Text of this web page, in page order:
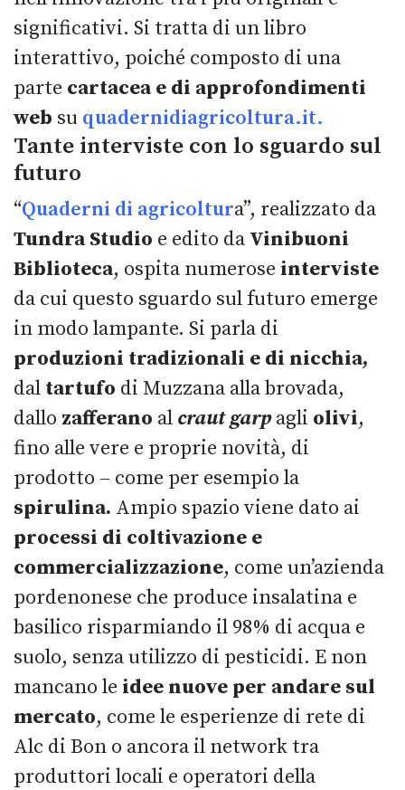
significativi. Si tratta di un libro
interattivo, poiché composto di una
parte cartacea e di approfondimenti
web su quadernidiagricoltura.it.
Tante interviste con lo sguardo sul
futuro
“Quaderni di agricoltura”, realizzato da
Tundra Studio e edito da Vinibuoni
Biblioteca, ospita numerose interviste
da cui questo sguardo sul futuro emerge
in modo lampante. Si parla di
produzioni tradizionali e di nicchia,
dal tartufo di Muzzana alla brovada,
dallo zafferano al crautgarpagli olivi,
fino alle vere e proprie novità, di
prodotto – come per esempio la
spirulina. Ampio spazio viene dato ai
processi di coltivazione e
commercializzazione, come un’azienda
pordenonese che produce insalatina e
basilico risparmiando il 98% di acqua e
suolo, senza utilizzo di pesticidi. E non
mancano le idee nuove per andare sul
mercato, come le esperienze di rete di
Alc di Bon o ancora il network tra
produttori locali e operatori della